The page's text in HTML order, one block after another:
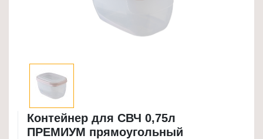
Контейнер для СВЧ 0,75л
ПРЕМИУМ прямоугольный
Посуда
для
кухни